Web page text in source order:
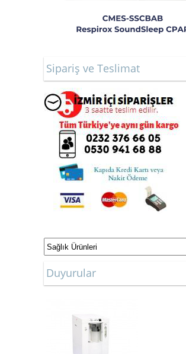
Sipariş ve Teslimat
Duyurular
ONLİNE ALIŞVERİŞ
MAĞAZAMIZ